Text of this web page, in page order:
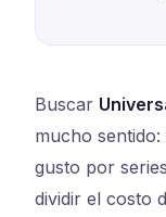
Buscar
mucho
gusto por
dividir el costo